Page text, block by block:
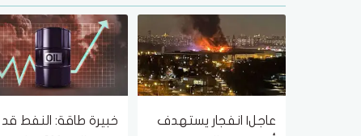
عاجل| انفجار يستهدف
خبيرة طاقة: النفط قد